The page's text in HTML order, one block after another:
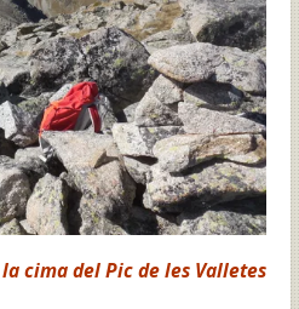
la cima del Pic de les Valletes